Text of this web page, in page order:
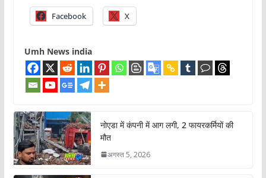
Facebook X
Umh News india
नोएडा में कंपनी में आग लगी, 2 फायरकर्मियों की
मौत
अगस्त 5, 2026